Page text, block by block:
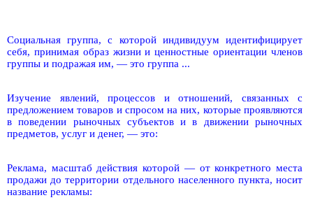
Социальная группа, с которой индивидуум идентифицирует
себя, принимая образ жизни и ценностные ориентации членов
группы и подражая им, — это группа ...
Изучение явлений, процессов и отношений, связанных с
предложением товаров и спросом на них, которые проявляются
в поведении рыночных субъектов и в движении рыночных
предметов, услуг и денег, — это:
Реклама, масштаб действия которой — от конкретного места
продажи до территории отдельного населенного пункта, носит
название рекламы: